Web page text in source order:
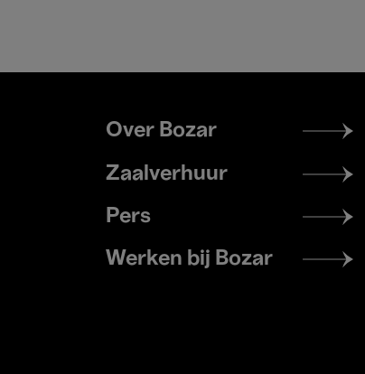
Footer
menu
Over Bozar
Zaalverhuur
Pers
Werken bij Bozar